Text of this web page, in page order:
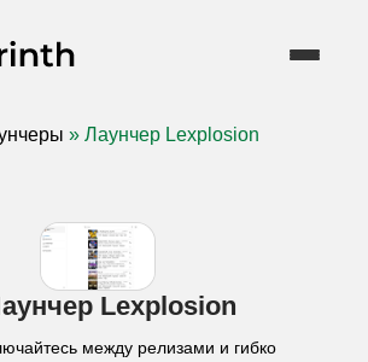
» Лаунчер Lexplosion
Lexplosion
между релизами и гибко